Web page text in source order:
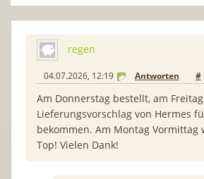
regen
04.07.2026, 12:19 Antworten #
Am Donnerstag bestellt, am
Lieferungsvorschlag von Hermes
bekommen. Am Montag Vormittag
Top! Vielen Dank!